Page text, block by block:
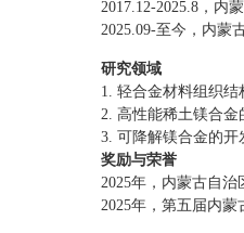
2017.12-2025.8 ，内
2025.09-至今 ，内蒙
研究领域
1. 轻合金材料组织结
2. 高性能稀土镁合金
3. 可降解镁合金的开
奖励与荣誉
2025年， 内蒙古自治
2025年，第五届内蒙